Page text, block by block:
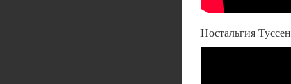
Ностальгия Туссен